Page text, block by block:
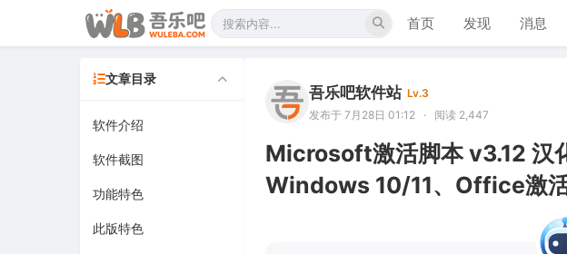
首页 发现 消息
文章目录
软件介绍
软件截图
功能特色
此版特色
吾乐吧软件站 Lv.3
发布于 7月28日 01:12
· 阅读 2,447
Microsoft激活脚本 v3.12 汉
Windows 10/11、Office激活